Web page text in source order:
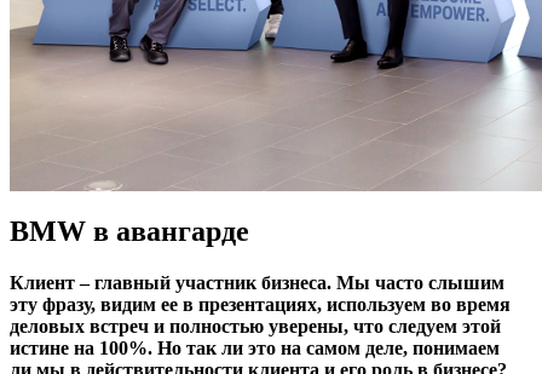
BMW в авангарде
Клиент – главный участник бизнеса. Мы часто слышим
эту фразу, видим ее в презентациях, используем во время
деловых встреч и полностью уверены, что следуем этой
истине на 100%. Но так ли это на самом деле, понимаем
ли мы в действительности клиента и его роль в бизнесе?